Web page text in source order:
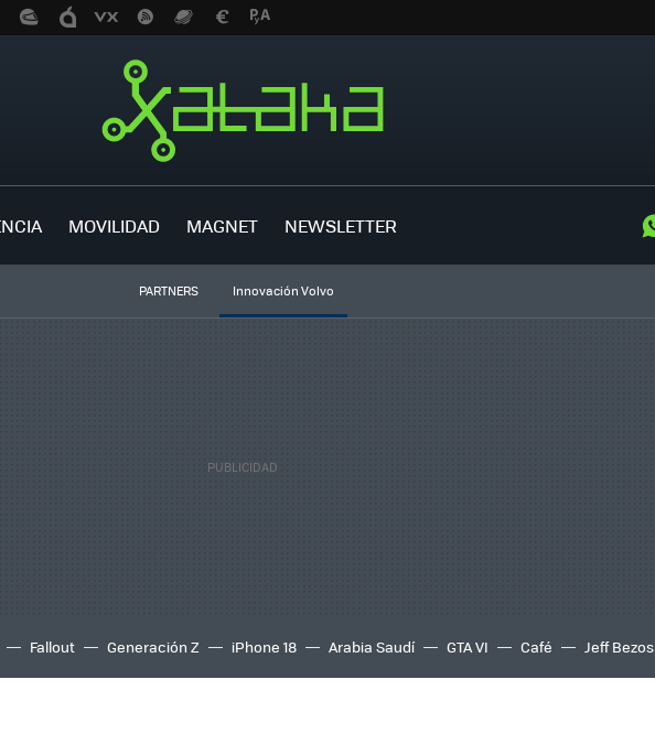
MOVILIDAD MAGNET NEWSLETTER
PARTNERS Innovación Volvo
Fallout Generación Z iPhone 18 Arabia Saudí GTA VI Café Jeff Bezos